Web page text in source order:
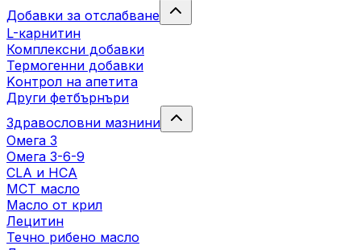
Добавки за отслабване
L-карнитин
Комплексни добавки
Термогенни добавки
Kонтрол на апетита
Други фетбърнъри
Здравословни мазнини
Омега 3
Омега 3-6-9
CLA и HCA
МСТ масло
Масло от крил
Лецитин
Течно рибено масло